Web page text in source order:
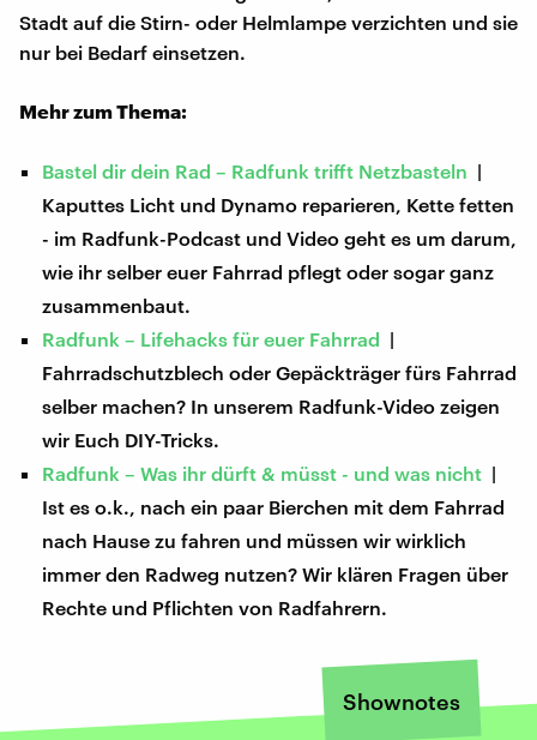
Stadt auf die Stirn- oder Helmlampe verzichten und sie
nur bei Bedarf einsetzen.
Mehr zum Thema:
Bastel dir dein Rad – Radfunk trifft Netzbasteln |
Kaputtes Licht und Dynamo reparieren, Kette fetten
- im Radfunk-Podcast und Video geht es um darum,
wie ihr selber euer Fahrrad pflegt oder sogar ganz
zusammenbaut.
Radfunk – Lifehacks für euer Fahrrad |
Fahrradschutzblech oder Gepäckträger fürs Fahrrad
selber machen? In unserem Radfunk-Video zeigen
wir Euch DIY-Tricks.
Radfunk – Was ihr dürft & müsst - und was nicht |
Ist es o.k., nach ein paar Bierchen mit dem Fahrrad
nach Hause zu fahren und müssen wir wirklich
immer den Radweg nutzen? Wir klären Fragen über
Rechte und Pflichten von Radfahrern.
Shownotes